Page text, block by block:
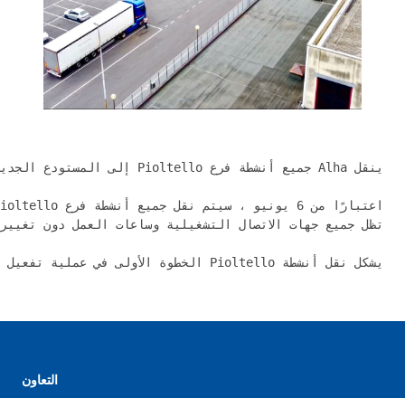
يشكل نقل أنشطة Pioltello الخطوة الأولى في عملية تفعيل مركز Truccazzano الجديد ؛ ستتبع المرحلة الثانية ، المقرر إجراؤها في الأسابيع القليلة المقبلة ، مع نقل جميع أنشطة فرع سغراتي.
التعاون